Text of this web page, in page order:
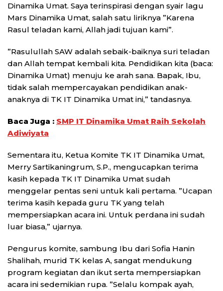
Dinamika Umat. Saya terinspirasi dengan syair lagu
Mars Dinamika Umat, salah satu liriknya ”Karena
Rasul teladan kami, Allah jadi tujuan kami”.
”Rasulullah SAW adalah sebaik-baiknya suri teladan
dan Allah tempat kembali kita. Pendidikan kita (baca:
Dinamika Umat) menuju ke arah sana. Bapak, Ibu,
tidak salah mempercayakan pendidikan anak-
anaknya di TK IT Dinamika Umat ini,” tandasnya.
Baca Juga : SMP IT Dinamika Umat Raih Sekolah
Adiwiyata
Sementara itu, Ketua Komite TK IT Dinamika Umat,
Merry Sartikaningrum, S.P., mengucapkan terima
kasih kepada TK IT Dinamika Umat sudah
menggelar pentas seni untuk kali pertama. ”Ucapan
terima kasih kepada guru TK yang telah
mempersiapkan acara ini. Untuk perdana ini sudah
luar biasa,” ujarnya.
Pengurus komite, sambung Ibu dari Sofia Hanin
Shalihah, murid TK kelas A, sangat mendukung
program kegiatan dan ikut serta mempersiapkan
acara ini sedemikian rupa. ”Selalu kompak ayah,